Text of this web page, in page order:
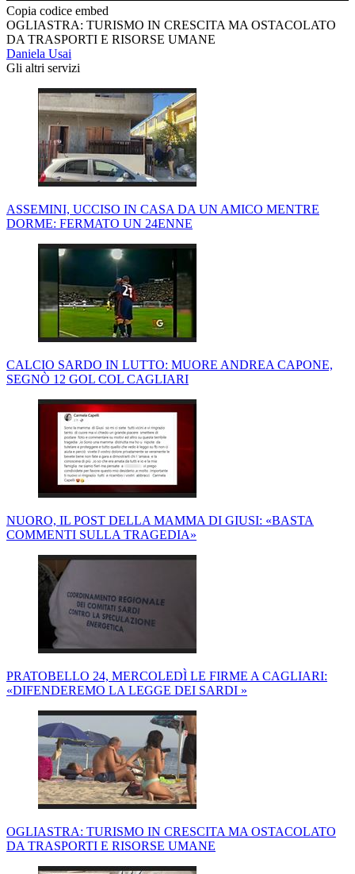
Copia codice embed
OGLIASTRA: TURISMO IN CRESCITA MA OSTACOLATO
DA TRASPORTI E RISORSE UMANE
Daniela Usai
Gli altri servizi
ASSEMINI, UCCISO IN CASA DA UN AMICO MENTRE
DORME: FERMATO UN 24ENNE
CALCIO SARDO IN LUTTO: MUORE ANDREA CAPONE,
SEGNÒ 12 GOL COL CAGLIARI
NUORO, IL POST DELLA MAMMA DI GIUSI: «BASTA
COMMENTI SULLA TRAGEDIA»
PRATOBELLO 24, MERCOLEDÌ LE FIRME A CAGLIARI:
«DIFENDEREMO LA LEGGE DEI SARDI »
OGLIASTRA: TURISMO IN CRESCITA MA OSTACOLATO
DA TRASPORTI E RISORSE UMANE